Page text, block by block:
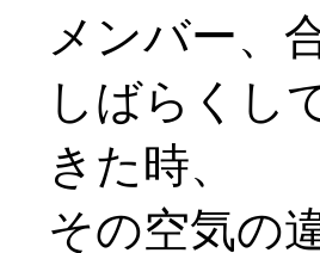
メンバー、
しばらくし
きた時、
その空気の